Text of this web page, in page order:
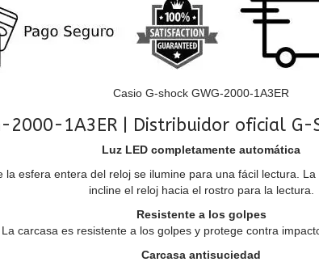
Casio G-shock GWG-2000-1A3ER
2000-1A3ER | Distribuidor oficial G-
Luz LED completamente automática
esfera entera del reloj se ilumine para una fácil lectura.
incline el reloj hacia el rostro para la lectura.
Resistente a los golpes
La carcasa es resistente a los golpes y protege contra
Carcasa antisuciedad